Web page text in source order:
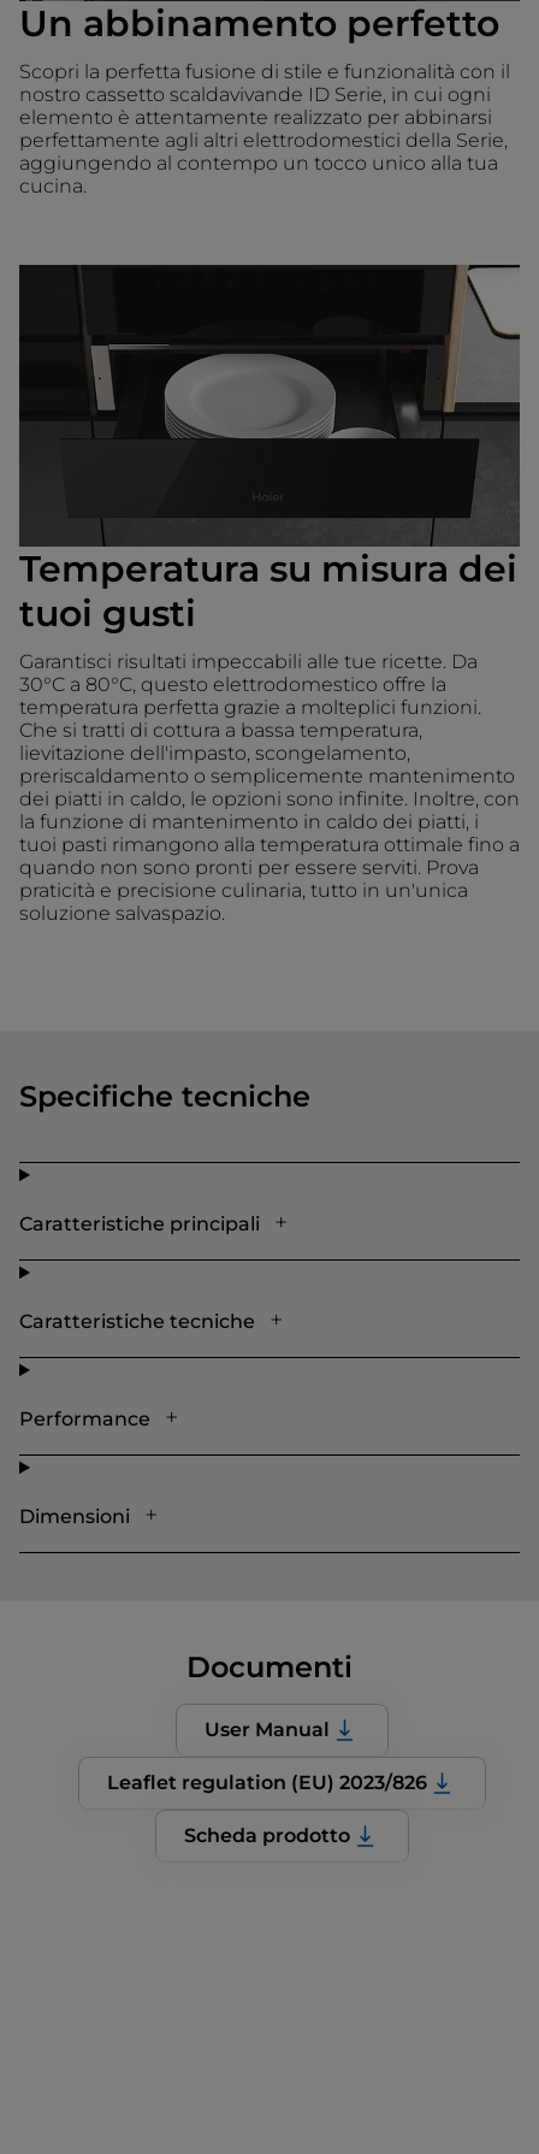
Un abbinamento perfetto
Scopri la perfetta fusione di stile e funzionalità con il
nostro cassetto scaldavivande ID Serie, in cui ogni
elemento è attentamente realizzato per abbinarsi
perfettamente agli altri elettrodomestici della Serie,
aggiungendo al contempo un tocco unico alla tua
cucina.
Temperatura su misura dei
tuoi gusti
Garantisci risultati impeccabili alle tue ricette. Da
30°C a 80°C, questo elettrodomestico offre la
temperatura perfetta grazie a molteplici funzioni.
Che si tratti di cottura a bassa temperatura,
lievitazione dell'impasto, scongelamento,
preriscaldamento o semplicemente mantenimento
dei piatti in caldo, le opzioni sono infinite. Inoltre, con
la funzione di mantenimento in caldo dei piatti, i
tuoi pasti rimangono alla temperatura ottimale fino a
quando non sono pronti per essere serviti. Prova
praticità e precisione culinaria, tutto in un'unica
soluzione salvaspazio.
Specifiche tecniche
Caratteristiche principali
Caratteristiche tecniche
Performance
Dimensioni
Documenti
User Manual
Leaflet regulation (EU) 2023/826
Scheda prodotto